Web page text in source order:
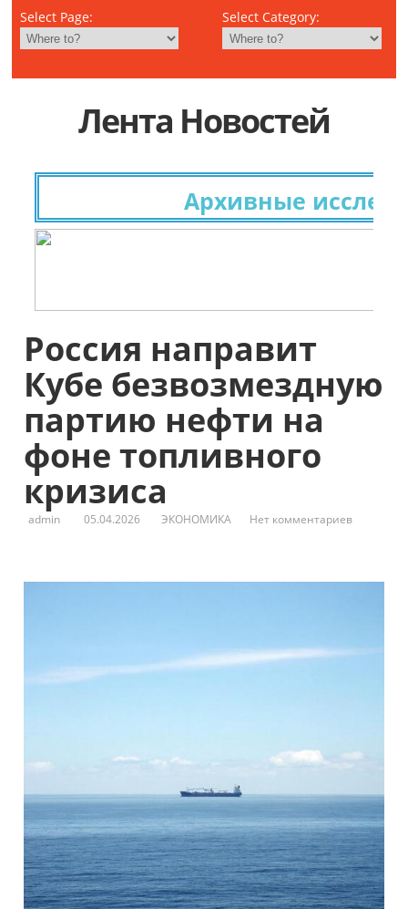
Select Page: Select Category:
Лента Новостей
Архивные
Россия направит
Кубе безвозмездную
партию нефти на
фоне топливного
кризиса
admin 05.04.2026 ЭКОНОМИКА Нет комментариев